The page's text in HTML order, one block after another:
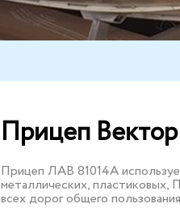
Прицеп
Прицеп ЛАВ 81014А
металлических, пластиковых,
всех дорог общего